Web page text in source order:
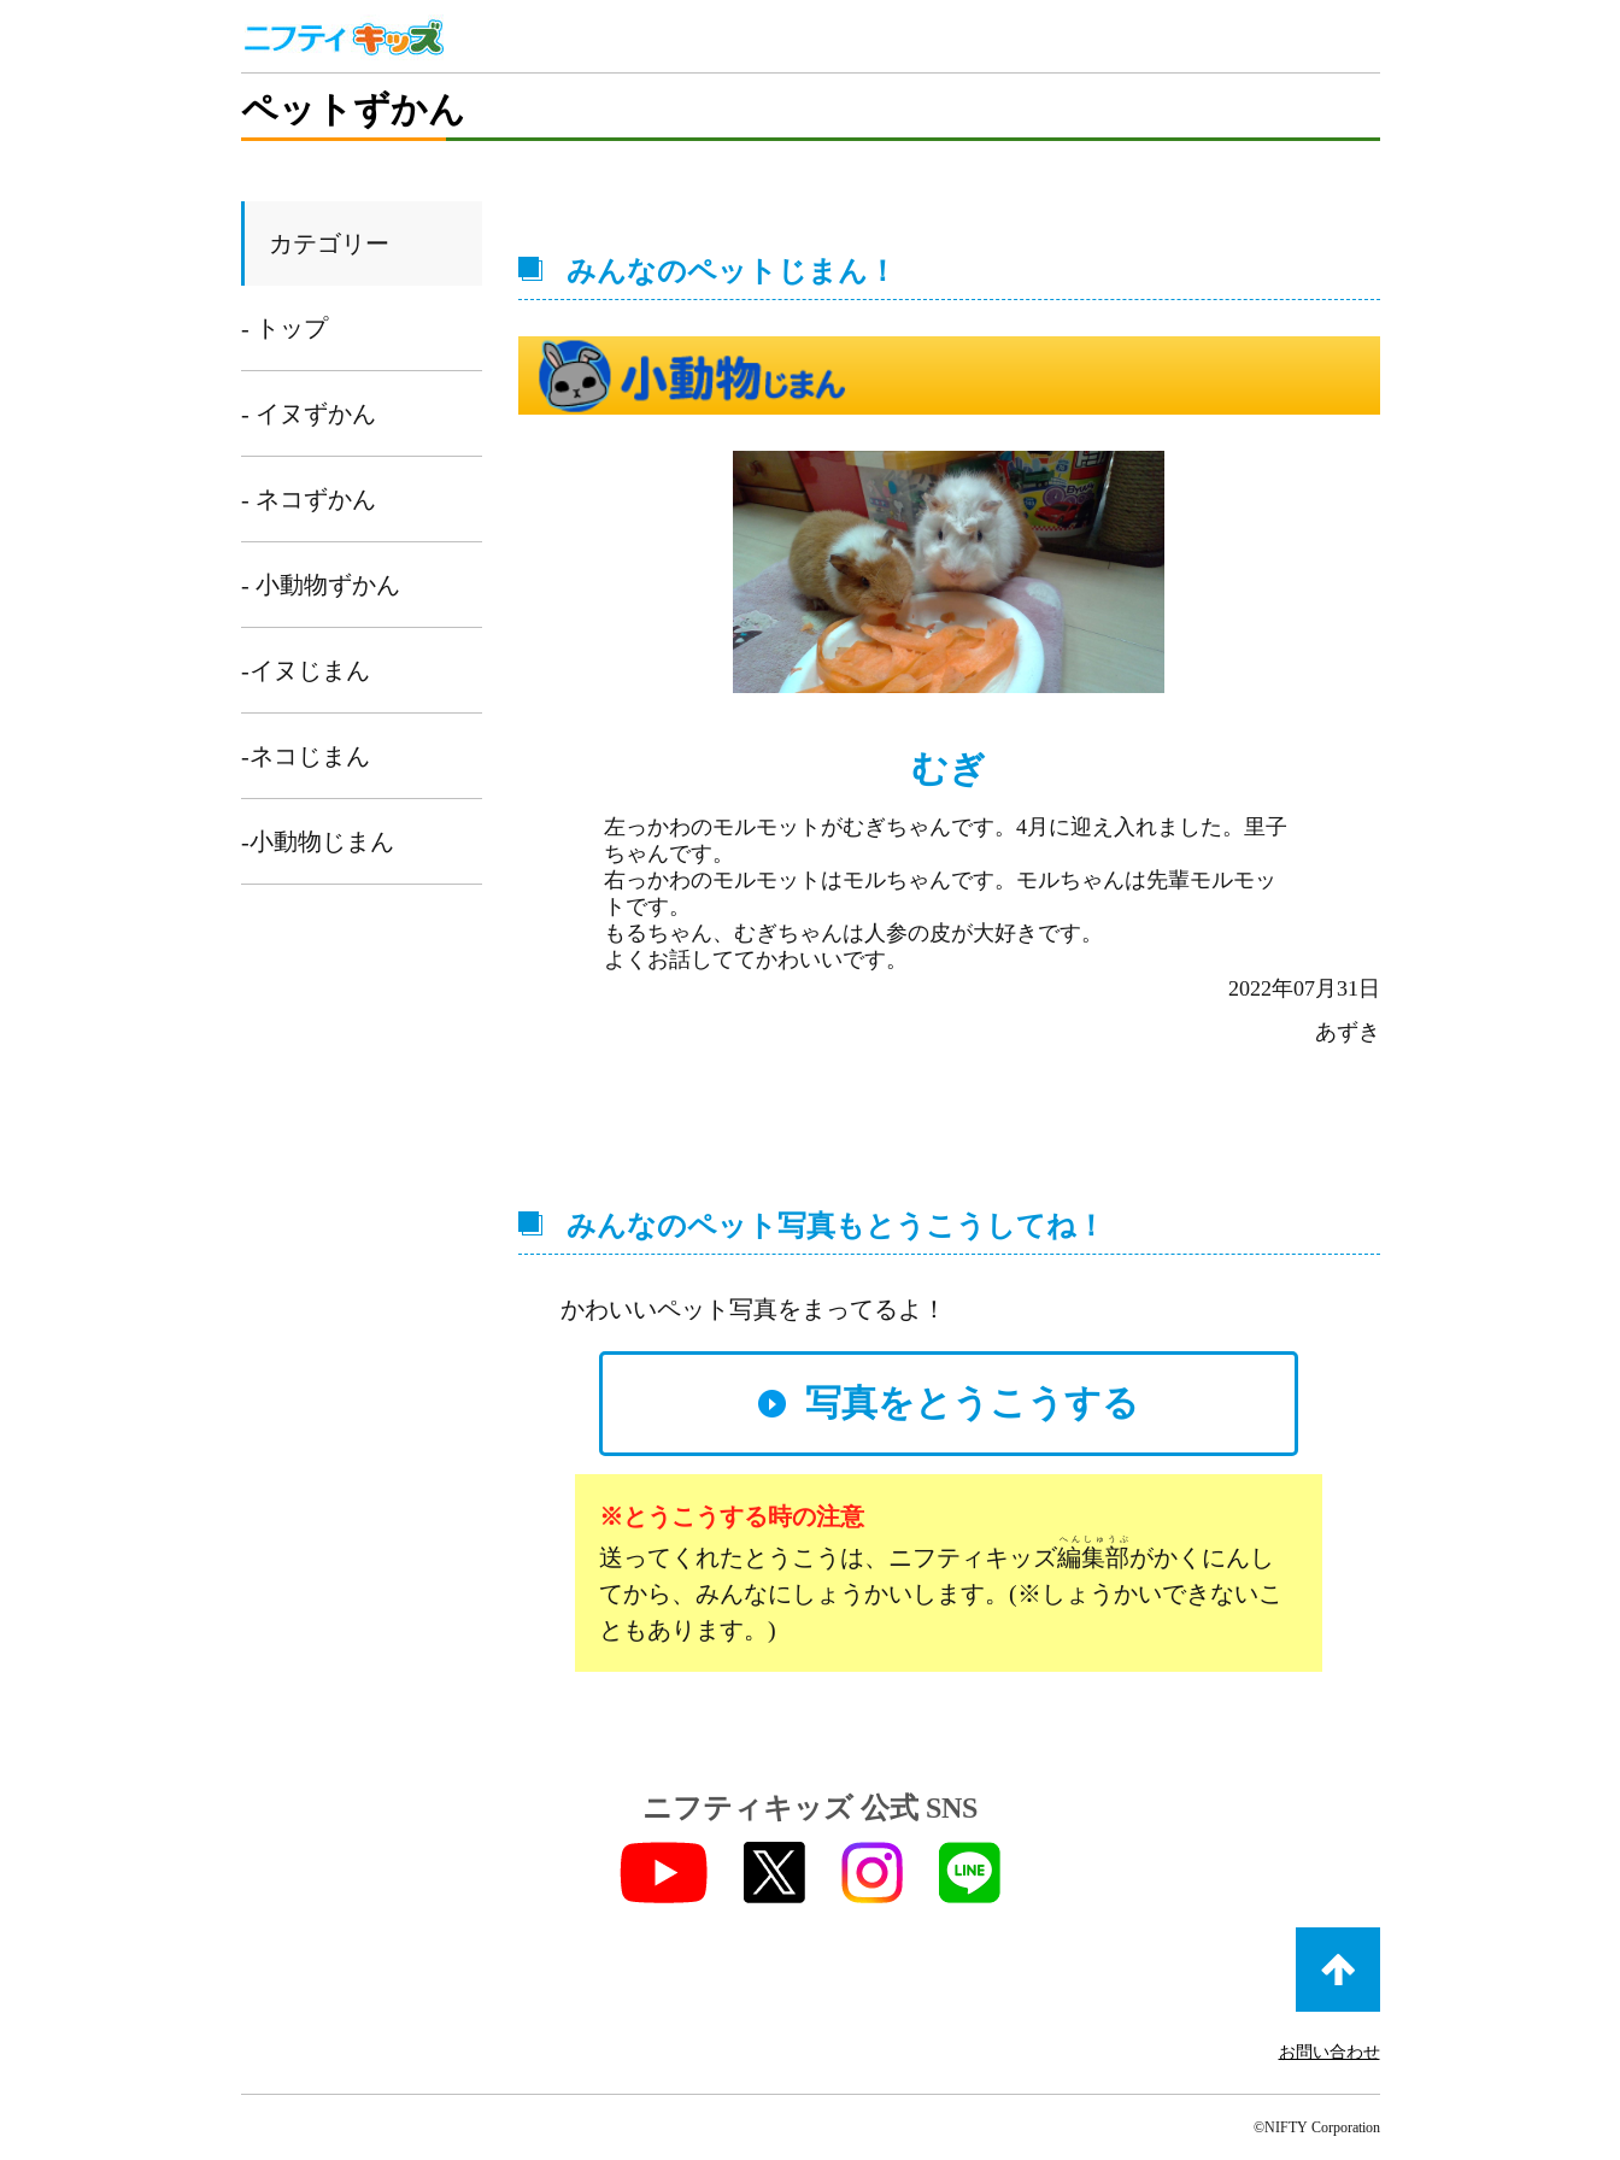
ペットずかん
カテゴリー
- トップ
- イヌずかん
- ネコずかん
- 小動物ずかん
-イヌじまん
-ネコじまん
-小動物じまん
みんなのペットじまん！
むぎ
左っかわのモルモットがむぎちゃんです。4月に迎え入れました。里子
ちゃんです。
右っかわのモルモットはモルちゃんです。モルちゃんは先輩モルモッ
トです。
もるちゃん、むぎちゃんは人参の皮が大好きです。
よくお話しててかわいいです。
2022年07月31日
あずき
みんなのペット写真もとうこうしてね！
かわいいペット写真をまってるよ！
写真をとうこうする
※とうこうする時の注意
送ってくれたとうこうは、ニフティキッズ編集部
へんしゅうぶ
がかくにんし
てから、みんなにしょうかいします。(※しょうかいできないこ
ともあります。)
ニフティキッズ 公式 SNS
お問い合わせ
©NIFTY Corporation